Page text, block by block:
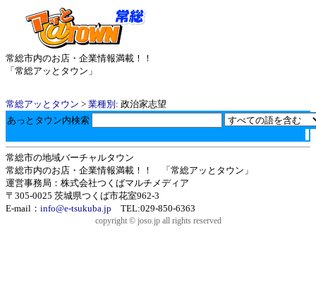
常総市内のお店・企業情報満載！！
「常総アッとタウン」
常総アッとタウン > 業種別 : 政治家志望
あっとタウン内検索
常総市の地域バーチャルタウン
常総市内のお店・企業情報満載！！ 「常総アッとタウン」
運営事務局：株式会社つくばマルチメディア
〒305-0025 茨城県つくば市花室962-3
E-mail： info@e-tsukuba.jp TEL:029-850-6363
copyright © joso.jp all rights reserved